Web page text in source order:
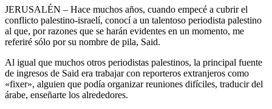
JERUSALÉN – Hace muchos años, cuando empecé a cubrir el
conflicto palestino-israelí, conocí a un talentoso periodista palestino
al que, por razones que se harán evidentes en un momento, me
referiré sólo por su nombre de pila, Said.
Al igual que muchos otros periodistas palestinos, la principal fuente
de ingresos de Said era trabajar con reporteros extranjeros como
«fixer», alguien que podía organizar reuniones difíciles, traducir del
árabe, enseñarte los alrededores.